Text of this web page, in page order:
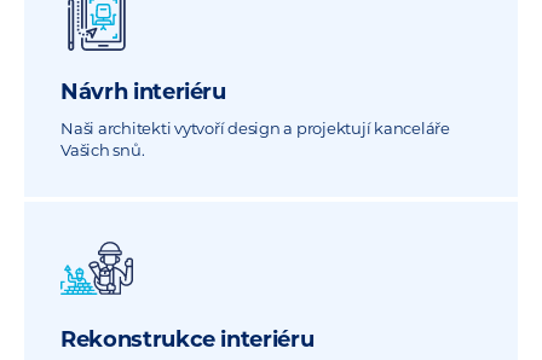
Návrh interiéru
Naši architekti vytvoří design a projektují kanceláře
Vašich snů.
Rekonstrukce interiéru